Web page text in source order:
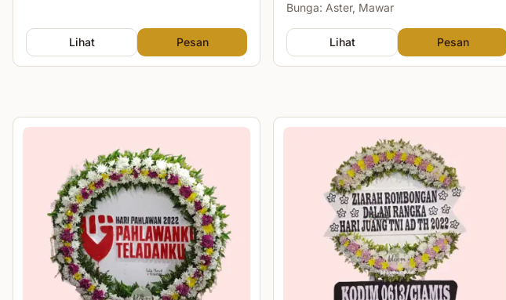
Lihat Pesan
Bunga: Aster, Mawar
Lihat Pesan